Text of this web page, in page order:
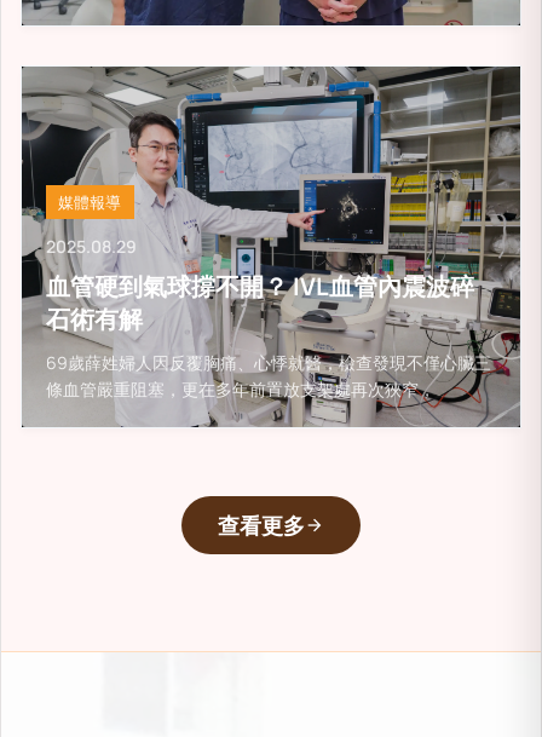
媒體報導
2025.08.29
血管硬到氣球撐不開？ IVL血管內震波碎
石術有解
69歲薛姓婦人因反覆胸痛、心悸就醫，檢查發現不僅心臟三
條血管嚴重阻塞，更在多年前置放支架處再次狹窄，
查看更多arrow_forward